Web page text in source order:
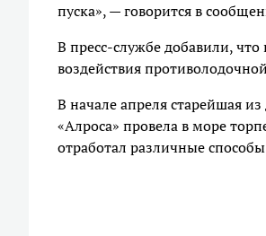
пуска», — говорится в
В пресс-службе добавили,
воздействия
В начале апреля старейшая
«Алроса» провела в море
отработал различные